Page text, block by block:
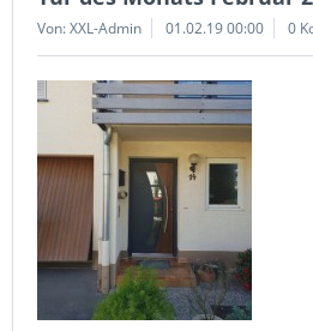
Von: XXL-Admin 01.02.19 00:00 0